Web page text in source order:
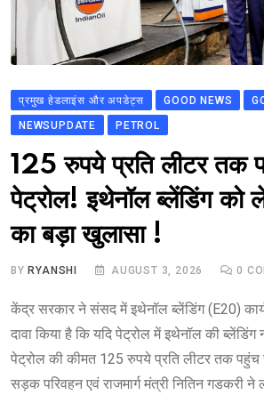
प्रमुख हेडलाइंस और अपडेट्स GOOD NEWS
NEWSUPDATE
PETROL
125 रुपये प्रति लीटर तक
पेट्रोल! इथेनॉल ब्लेंडिंग को
का बड़ा खुलासा !
BYRYANSHI AUGUST 3, 2026 0
केंद्र सरकार ने संसद में इथेनॉल ब्लेंडिंग (E20)
दावा किया है कि यदि पेट्रोल में इथेनॉल की ब्लेंडिंग
पेट्रोल की कीमत 125 रुपये प्रति लीटर तक
सड़क परिवहन एवं राजमार्ग मंत्री नितिन गडकरी